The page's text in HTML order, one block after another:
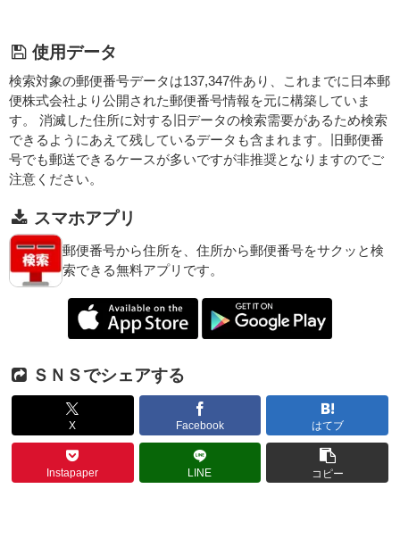
使用データ
検索対象の郵便番号データは137,347件あり、これまでに日本郵
便株式会社より公開された郵便番号情報を元に構築していま
す。 消滅した住所に対する旧データの検索需要があるため検索
できるようにあえて残しているデータも含まれます。旧郵便番
号でも郵送できるケースが多いですが非推奨となりますのでご
注意ください。
スマホアプリ
郵便番号から住所を、住所から郵便番号をサクッと検
索できる無料アプリです。
ＳＮＳでシェアする
X Facebook はてブ
Instapaper LINE コピー